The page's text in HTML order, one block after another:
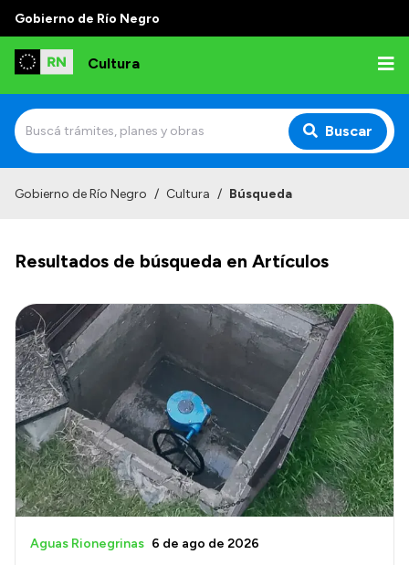
Gobierno de Río Negro
Cultura
Buscar
Funciones
Autoridades
Delegaciones
Normativa
Transparencia
Presupuesto
Boletín Oficial
Compras y licitaciones
Gobierno de Río Negro / Cultura / Búsqueda
Resultados de búsqueda en Artículos
Aguas Rionegrinas 6 de ago de 2026